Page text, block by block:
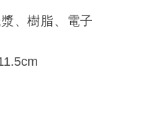
、樹脂、電子